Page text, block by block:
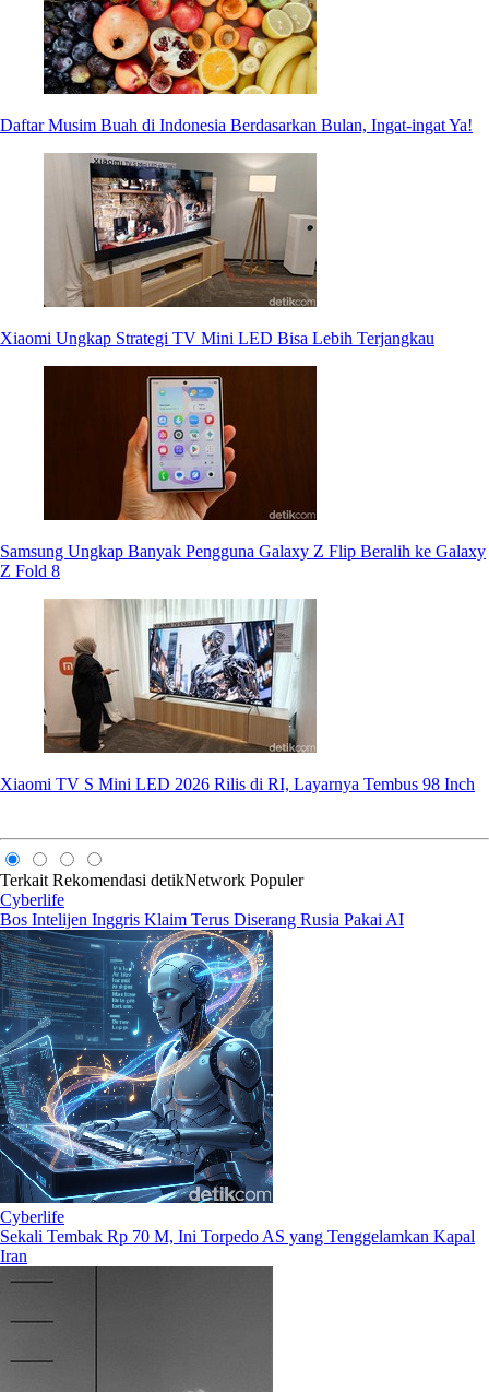
Daftar Musim Buah di Indonesia Berdasarkan Bulan, Ingat-ingat Ya!
Xiaomi Ungkap Strategi TV Mini LED Bisa Lebih Terjangkau
Samsung Ungkap Banyak Pengguna Galaxy Z Flip Beralih ke Galaxy
Z Fold 8
Xiaomi TV S Mini LED 2026 Rilis di RI, Layarnya Tembus 98 Inch
Terkait Rekomendasi detikNetwork Populer
Cyberlife
Bos Intelijen Inggris Klaim Terus Diserang Rusia Pakai AI
Cyberlife
Sekali Tembak Rp 70 M, Ini Torpedo AS yang Tenggelamkan Kapal
Iran